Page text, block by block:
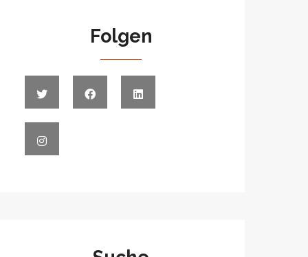
Folgen